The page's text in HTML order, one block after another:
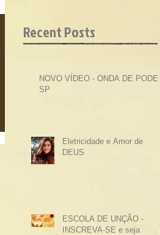
Recent Posts
NOVO VÍDEO - ONDA DE PODER
SP
Eletricidade e Amor de
DEUS
ESCOLA DE UNÇÃO -
INSCREVA-SE e seja